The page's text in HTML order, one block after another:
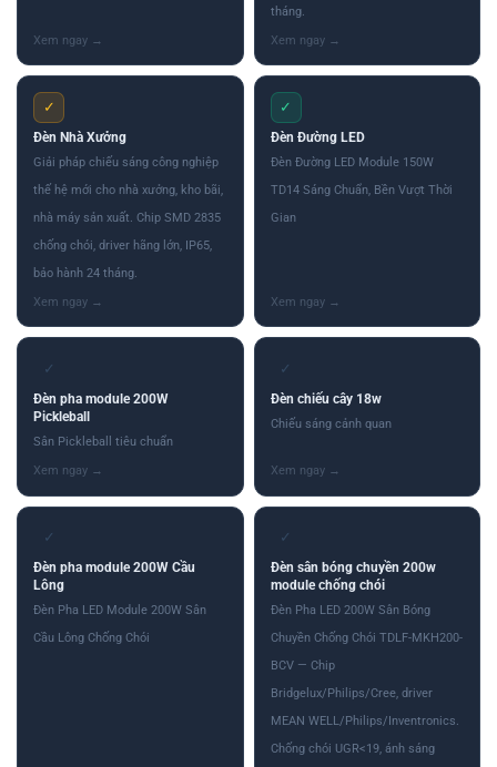
tháng.
✓
Đèn Nhà Xưởng
Giải pháp chiếu sáng công nghiệp
thế hệ mới cho nhà xưởng, kho bãi,
nhà máy sản xuất. Chip SMD 2835
chống chói, driver hãng lớn, IP65,
bảo hành 24 tháng.
✓
Đèn Đường LED
Đèn Đường LED Module 150W
TD14 Sáng Chuẩn, Bền Vượt Thời
Gian
✓
Đèn pha module 200W
Pickleball
Sân Pickleball tiêu chuẩn
✓
Đèn chiếu cây 18w
Chiếu sáng cảnh quan
✓
Đèn pha module 200W Cầu
Lông
Đèn Pha LED Module 200W Sân
Cầu Lông Chống Chói
✓
Đèn sân bóng chuyền 200w
module chống chói
Đèn Pha LED 200W Sân Bóng
Chuyền Chống Chói TDLF-MKH200-
BCV — Chip
Bridgelux/Philips/Cree, driver
MEAN WELL/Philips/Inventronics.
Chống chói UGR<19, ánh sáng